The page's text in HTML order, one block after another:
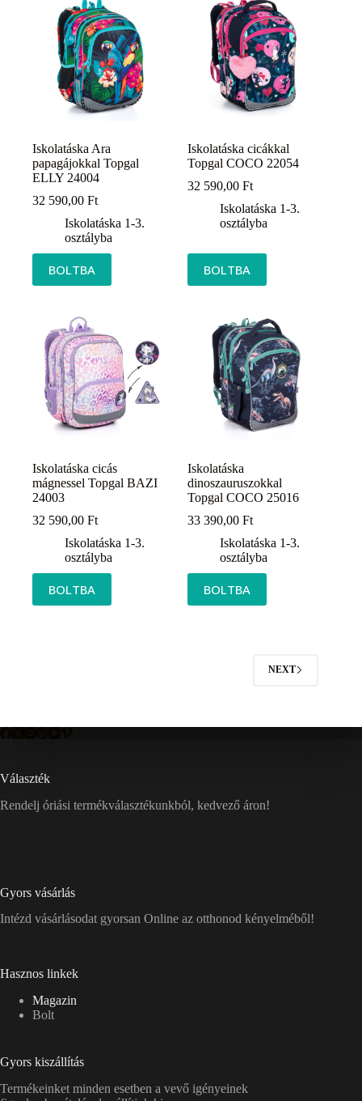
Iskolatáska Ara
papagájokkal Topgal
ELLY 24004
32 590,00 Ft
Iskolatáska 1-3.
osztályba
BOLTBA
Iskolatáska cicákkal
Topgal COCO 22054
32 590,00Ft
Iskolatáska 1-3.
osztályba
BOLTBA
Iskolatáska cicás
mágnessel Topgal BAZI
24003
32 590,00 Ft
Iskolatáska 1-3.
osztályba
BOLTBA
Iskolatáska
dinoszauruszokkal
Topgal COCO 25016
33 390,00Ft
Iskolatáska 1-3.
osztályba
BOLTBA
NEXT
Választék
Rendelj óriási termékválasztékunkból, kedvező áron!
Gyors vásárlás
Intézd vásárlásodat gyorsan Online az otthonod kényelméből!
Hasznos linkek
Magazin
Bolt
Gyors kiszállítás
Termékeinket minden esetben a vevő igényeinek